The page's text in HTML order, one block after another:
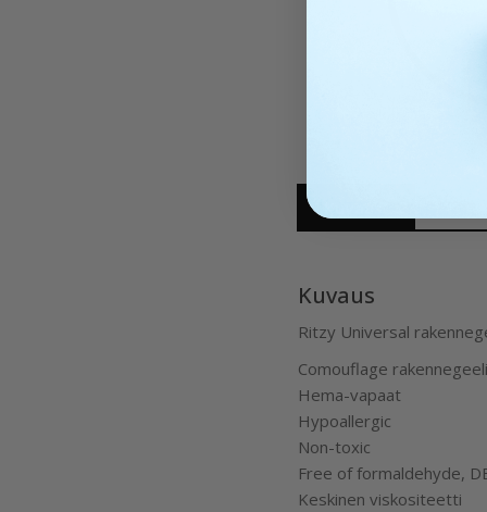
Kuvaus
Ritzy Universal
Comouflage
Hema-vapaat
Hypoallergic
Non-toxic
Free of formaldehyde,
Keskinen viskositeetti